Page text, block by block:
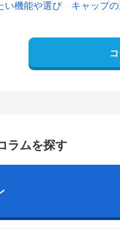
い機能や選び
キャップ
ラムを探す